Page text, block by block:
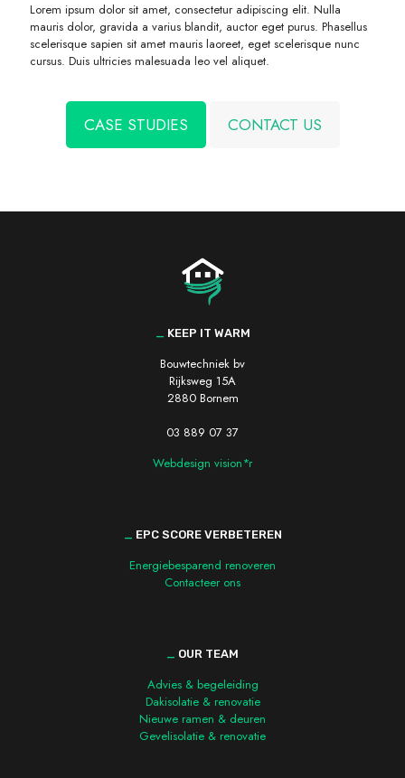
Lorem ipsum dolor sit amet, consectetur adipiscing elit. Nulla
mauris dolor, gravida a varius blandit, auctor eget purus. Phasellus
scelerisque sapien sit amet mauris laoreet, eget scelerisque nunc
cursus. Duis ultricies malesuada leo vel aliquet.
CASE STUDIES CONTACT US
KEEP IT WARM
Bouwtechniek bv
Rijksweg 15A
2880 Bornem
03 889 07 37
Webdesign vision*r
EPC SCORE VERBETEREN
Energiebesparend renoveren
Contacteer ons
OUR TEAM
Advies & begeleiding
Dakisolatie & renovatie
Nieuwe ramen & deuren
Gevelisolatie & renovatie